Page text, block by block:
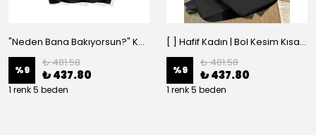
"Neden Bana Bakıyorsun?" Komik Kedi Grafik Tişört - Dijital Baskılı Siyah Bol - Siyah
%9
₺ 481.58
₺ 437.80
1 renk 5 beden
[ ] Hafif Kadın | Bol Kesim Kısa Kollu Yuvarlak Yaka Eğlenceli Karikatür Ayı ve - Siyah
%9
₺ 481.58
₺ 437.80
1 renk 5 beden